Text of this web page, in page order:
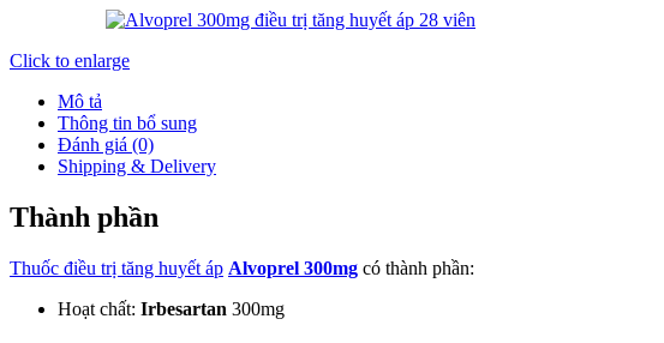
Click to enlarge
Mô tả
Thông tin bổ sung
Đánh giá (0)
Shipping & Delivery
Thành phần
Thuốc điều trị tăng huyết áp Alvoprel 300mg có thành phần:
Hoạt chất: Irbesartan 300mg